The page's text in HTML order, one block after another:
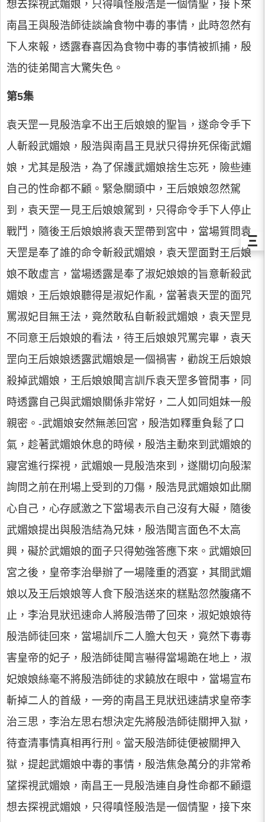
想去探視武媚娘，只得嗔怪殷浩是一個情聖，接下來
南昌王與殷浩師徒談論食物中毒的事情，此時忽然有
下人來報，透露春喜因為食物中毒的事情被抓捕，殷
浩的徒弟聞言大驚失色。
第5集
袁天罡一見殷浩拿不出王后娘娘的聖旨，遂命令手下
人斬殺武媚娘，殷浩與南昌王見狀只得拚死保衛武媚
娘，尤其是殷浩，為了保護武媚娘捨生忘死，險些連
自己的性命都不顧。緊急關頭中，王后娘娘忽然駕
到，袁天罡一見王后娘娘駕到，只得命令手下人停止
戰鬥，隨後王后娘娘將袁天罡帶到宮中，當場質問袁
天罡是奉了誰的命令斬殺武媚娘，袁天罡面對王后娘
娘不敢虛言，當場透露是奉了淑妃娘娘的旨意斬殺武
媚娘，王后娘娘聽得是淑妃作亂，當著袁天罡的面咒
罵淑妃目無王法，竟然敢私自斬殺武媚娘，袁天罡見
不同意王后娘娘的看法，待王后娘娘咒罵完畢，袁天
罡向王后娘娘透露武媚娘是一個禍害，勸說王后娘娘
殺掉武媚娘，王后娘娘聞言訓斥袁天罡多管閒事，同
時透露自己與武媚娘關係非常好，二人如同姐妹一般
親密。-武媚娘安然無恙回宮，殷浩如釋重負鬆了口
氣，趁著武媚娘休息的時候，殷浩主動來到武媚娘的
寢宮進行探視，武媚娘一見殷浩來到，遂關切向殷潔
詢問之前在刑場上受到的刀傷，殷浩見武媚娘如此關
心自己，心存感激之下當場表示自己沒有大礙，隨後
武媚娘提出與殷浩結為兄妹，殷浩聞言面色不太高
興，礙於武媚娘的面子只得勉強答應下來。武媚娘回
宮之後，皇帝李治舉辦了一場隆重的酒宴，其間武媚
娘以及王后娘娘等人食下殷浩送來的糕點忽然腹痛不
止，李治見狀迅速命人將殷浩帶了回來，淑妃娘娘待
殷浩師徒回來，當場訓斥二人膽大包天，竟然下毒毒
害皇帝的妃子，殷浩師徒聞言嚇得當場跪在地上，淑
妃娘娘絲毫不將殷浩師徒的求饒放在眼中，當場宣布
斬掉二人的首級，一旁的南昌王見狀迅速請求皇帝李
治三思，李治左思右想決定先將殷浩師徒關押入獄，
待查清事情真相再行刑。當天殷浩師徒便被關押入
獄，提起武媚娘中毒的事情，殷浩焦急萬分的非常希
望探視武媚娘，南昌王一見殷浩連自身性命都不顧還
想去探視武媚娘，只得嗔怪殷浩是一個情聖，接下來
Ξ